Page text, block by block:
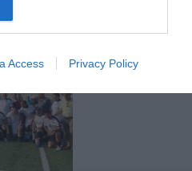
Access Privacy Policy